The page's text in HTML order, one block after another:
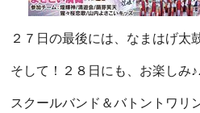
２７日の最後には、なまはげ太
そして！２８日にも、お楽し
スクールバンド＆バトントワリ